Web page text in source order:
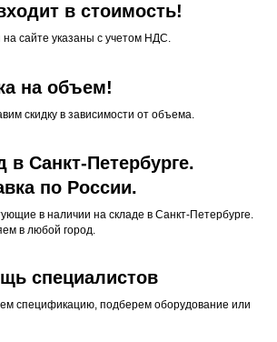
в стоимость!
на сайте указаны с учетом НДС.
на объем!
скидку в зависимости от объема.
в Санкт-Петербурге.
по России.
в наличии на складе в Санкт-Петербурге.
в любой город.
специалистов
спецификацию, подберем оборудование или